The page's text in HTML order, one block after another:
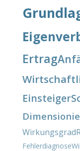
Ertrag
Einsteiger
Wirkungsgrad
Fehlerdiagnose